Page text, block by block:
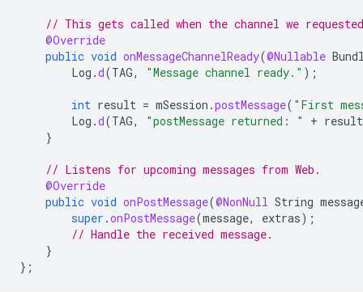
// This gets called when the channel we
@Override
public void onMessageChannelReady(@Nullable
Log .d(TAG, "Message channel ready." );
int result = mSession .postMessage( "First
Log .d(TAG, "postMessage returned: " + result
}
// Listens for upcoming messages from Web.
@Override
public void onPostMessage(@NonNull String
super .onPostMessage(message, extras);
// Handle the received message.
}
};